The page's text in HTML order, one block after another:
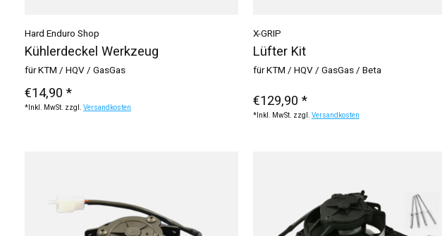
Hard Enduro Shop
Kühlerdeckel Werkzeug
für KTM / HQV / GasGas
€14,90 *
*Inkl. MwSt. zzgl. Versandkosten
X-GRIP
Lüfter Kit
für KTM / HQV / GasGas / Beta
€129,90 *
*Inkl. MwSt. zzgl. Versandkosten